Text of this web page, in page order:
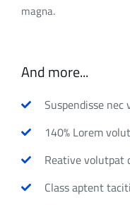
magna.
And more...
Suspendisse
140% Lorem
Reative volutpat
Class aptent